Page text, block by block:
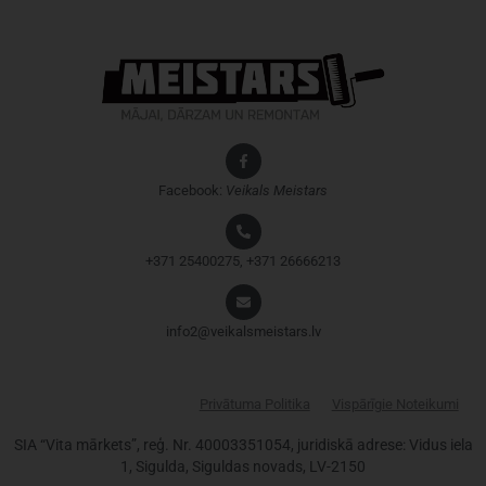
Facebook: Veikals Meistars
+371 25400275, +371 26666213
info2@veikalsmeistars.lv
SIA “Vita mārkets”, reģ. Nr. 40003351054, juridiskā adrese: Vidus iela
1, Sigulda, Siguldas novads, LV-2150